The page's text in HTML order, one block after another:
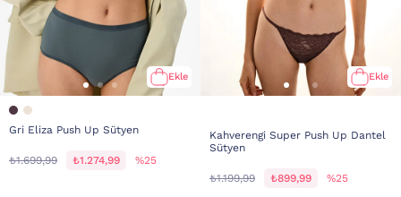
Ekle
Gri Eliza Push Up Sütyen
₺1.699,99 ₺1.274,99 %25
Ekle
Kahverengi Super Push Up Dantel
Sütyen
₺1.199,99 ₺899,99 %25